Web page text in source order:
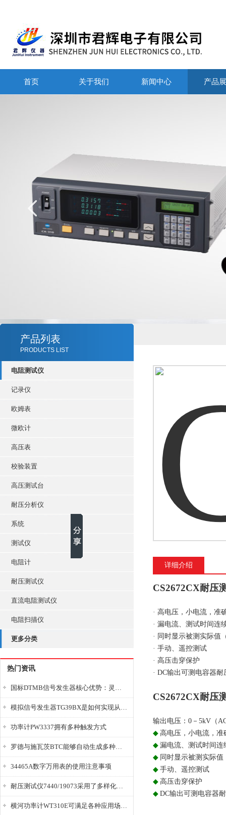
首页 关于我们 新闻中心 产品
产品列表
PRODUCTS LIST
电阻测试仪
记录仪
欧姆表
微欧计
高压表
校验装置
高压测试台
耐压分析仪
系统
测试仪
电阻计
耐压测试仪
直流电阻测试仪
电阻扫描仪
更多分类
热门资讯
国标DTMB信号发生器核心优势：灵活性与准确性的结合
模拟信号发生器TG39BX是如何实现从直流到交流的波形转换?
功率计PW3337拥有多种触发方式
罗德与施瓦茨BTC能够自动生成多种音视频信号
34465A数字万用表的使用注意事项
耐压测试仪7440/19073采用了多样化的功能设计
横河功率计WT310E可满足各种应用场景的需求
详细介绍
CS2672CX耐压
· 高电压，小电流，准
· 漏电流、测试时间连
· 同时显示被测实际
· 手动、遥控测试
· 高压击穿保护
· DC输出可测电容器
CS2672CX耐压
输出电压：0－5kV（
◆ 高电压，小电流，
◆ 漏电流、测试时间
◆ 同时显示被测实际
◆ 手动、遥控测试
◆ 高压击穿保护
◆ DC输出可测电容器